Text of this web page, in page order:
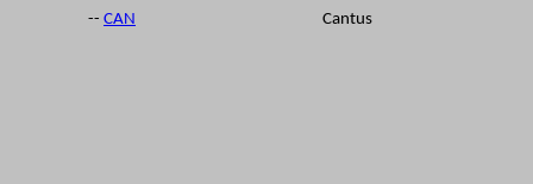
-- CAN Cantus